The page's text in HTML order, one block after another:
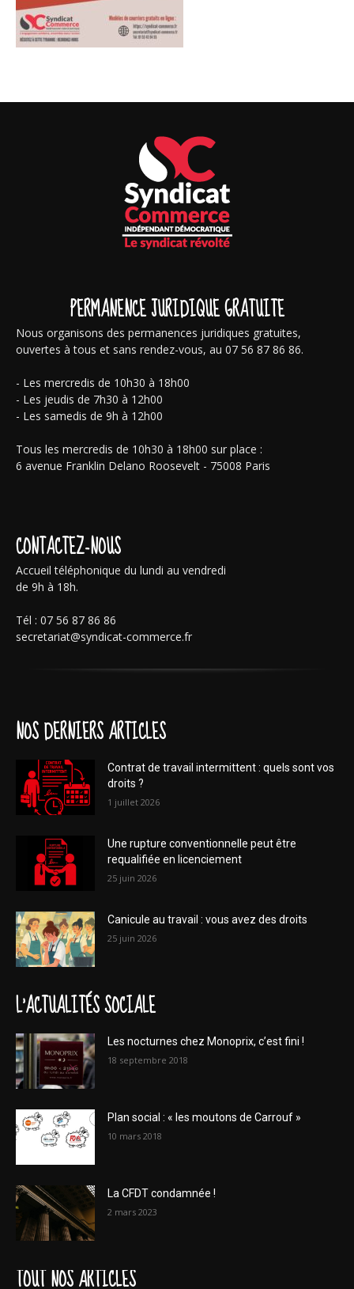
PERMANENCE JURIDIQUE GRATUITE
Nous organisons des permanences juridiques gratuites,
ouvertes à tous et sans rendez-vous, au 07 56 87 86 86.
- Les mercredis de 10h30 à 18h00
- Les jeudis de 7h30 à 12h00
- Les samedis de 9h à 12h00
Tous les mercredis de 10h30 à 18h00 sur place :
6 avenue Franklin Delano Roosevelt - 75008 Paris
CONTACTEZ-NOUS
Accueil téléphonique du lundi au vendredi
de 9h à 18h.
Tél : 07 56 87 86 86
secretariat@syndicat-commerce.fr
NOS DERNIERS ARTICLES
Contrat de travail intermittent : quels sont vos
droits ?
1 juillet 2026
Une rupture conventionnelle peut être
requalifiée en licenciement
25 juin 2026
Canicule au travail : vous avez des droits
25 juin 2026
L'ACTUALITÉS SOCIALE
Les nocturnes chez Monoprix, c’est fini !
18 septembre 2018
Plan social : « les moutons de Carrouf »
10 mars 2018
La CFDT condamnée !
2 mars 2023
TOUT NOS ARTICLES